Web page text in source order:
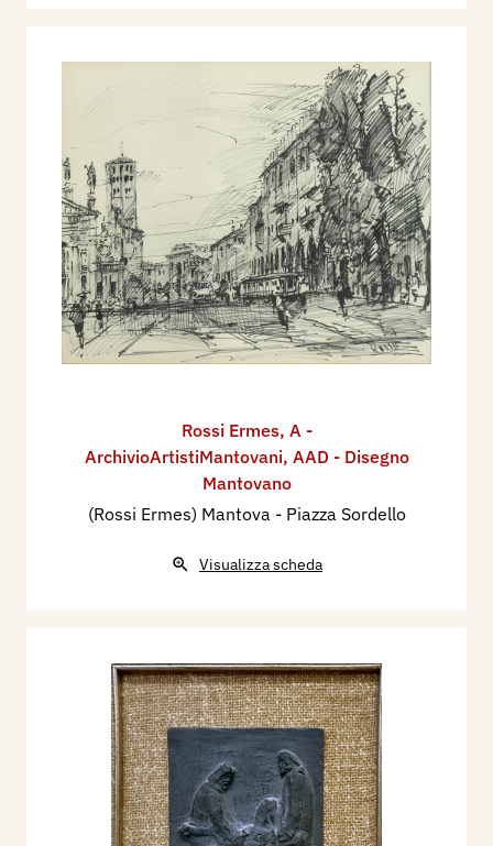
Rossi Ermes, A -
ArchivioArtistiMantovani, AAD - Disegno
Mantovano
(Rossi Ermes) Mantova - Piazza Sordello
Visualizza scheda